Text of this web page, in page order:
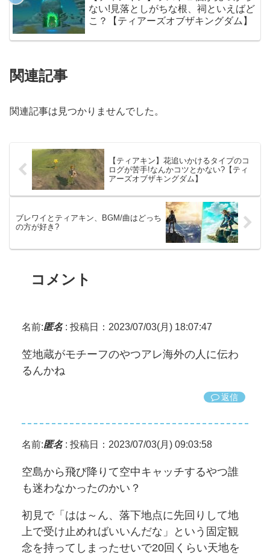
ない!見落としがちな根、祠といえばど
こ？【ティアーズオブザキングダム】
関連記事
関連記事は見つかりませんでした。
【ティアキン】花追いかけるタイプのコ
ログが苦手!なんかコツとかない?【ティ
アーズオブザキングダム】
ブレワイとティアキン、BGM/曲はどっち
の方が好き?
コメント
名前:匿名: 投稿日：2023/07/03(月) 18:07:47
笠地蔵がモチーフのやつアレ海外の人に伝わ
るんかね
返信
名前:匿名: 投稿日：2023/07/03(月) 09:03:58
空島から飛び降りて空中キャッチするやつ誰
も迷わなかったのかい？
初見で「はは～ん、落下地点に先回りして地
上で受け止めればいいんだな」という固定観
念を持ってしまったせいで20回くらい天地を